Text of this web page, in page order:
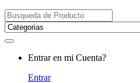
Buscar:
Entrar en mi Cuenta?
Entrar